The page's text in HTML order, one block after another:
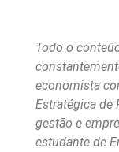
Todo o
economista
Estratégica de
gestão e
estudante de